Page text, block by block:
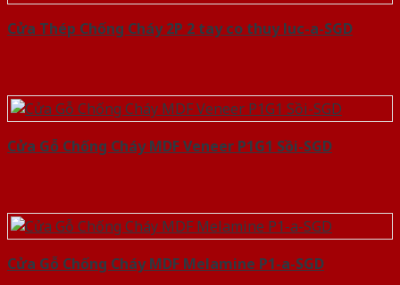
Cửa Thép Chống Cháy 2P 2 tay co thuy luc-a-SGD
Cửa Gỗ Chống Cháy MDF Veneer P1G1 Sồi-SGD
Cửa Gỗ Chống Cháy MDF Melamine P1-a-SGD